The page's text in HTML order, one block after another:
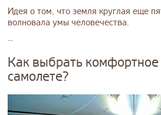
Идея о том, что земля круглая еще
волновала умы человечества.
...
Как выбрать комфортное
самолете?